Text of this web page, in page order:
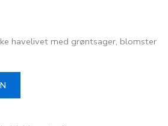
havelivet med grøntsager, blomster